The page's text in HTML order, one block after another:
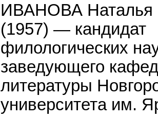
ИВАНОВА Наталья
(1957) — кандидат
филологических
заведующего
литературы
университета им.